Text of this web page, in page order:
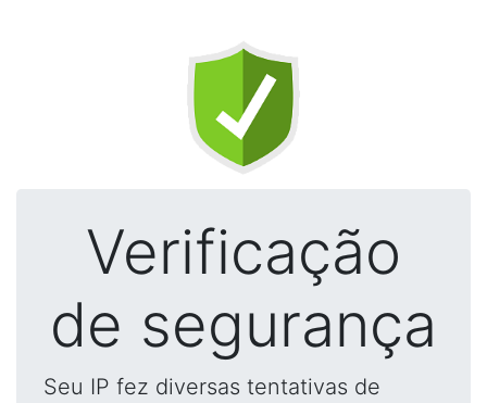
Verificação
de segurança
Seu IP fez diversas tentativas de